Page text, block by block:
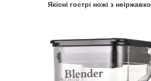
Якісні гострі ножі з